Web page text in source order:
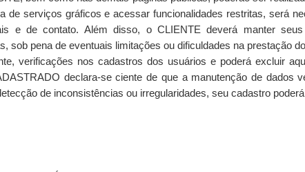
de serviços gráficos e acessar funcionalidades restritas, será
e de contato. Além disso, o CLIENTE deverá manter seus
sob pena de eventuais limitações ou dificuldades na prestação
verificações nos cadastros dos usuários e poderá excluir
declara-se ciente de que a manutenção de dados
de inconsistências ou irregularidades, seu cadastro